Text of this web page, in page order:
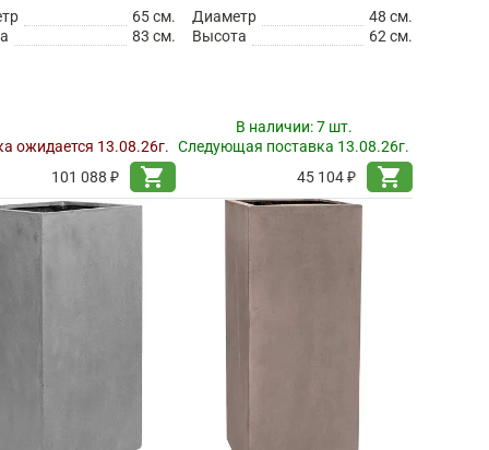
65 см.
83 см.
ожидается 13.08.26г.
101 088 ₽
shopping_cart
Диаметр
48 см.
Высота
62 см.
В наличии:7 шт.
Следующая поставка 13.08.26г.
45 104 ₽
shopping_cart